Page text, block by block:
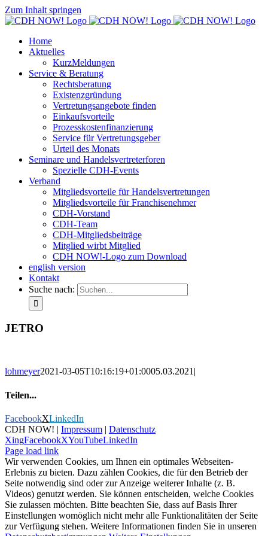
Zum Inhalt springen
Home
Aktuelles
KurzMeldungen
Service & Beratung
Rechtsberatung
Existenzgründung
Vertretungsangebote finden
Einkaufsvorteile
Prozesskostenfinanzierung
Service für Vertretungsgeber
Urteil des Monats
Seminare und Handelsvertreterforen
Spezielle CDH-Events
Verband
Mitgliedsvorteile für Handelsvertretungen
Mitgliedsvorteile für Franchisenehmer
CDH-Vorstand
CDH-Team
CDH-Mitgliedsbeiträge
Mitglied wirbt Mitglied
CDH NOW!-Logo zum Download
english version
Kontakt
Suche nach:
JETRO
lohmeyer2021-03-05T10:16:19+01:0005.03.2021|
Teilen...
FacebookXLinkedIn
CDH NOW! | Impressum | Datenschutz
XingFacebookXYouTubeLinkedIn
Page load link
Wir verwenden Cookies, um Ihnen ein optimales Webseiten-
Erlebnis zu bieten. Dazu zählen Cookies, die für den Betrieb der
Seite notwendig sind oder zur Anzeige weiterer Inhalte (z. B.
Videos) genutzt werden. Sie können entscheiden, welche Cookies
Sie zulassen möchten. Bitte beachten Sie, dass auf Basis Ihrer
Einstellungen womöglich nicht mehr alle Funktionalitäten der Seite
zur Verfügung stehen. Weitere Informationen finden Sie in unseren